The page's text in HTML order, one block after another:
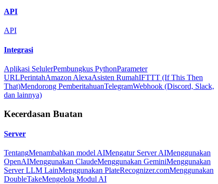
API
API
Integrasi
Aplikasi SelulerPembungkus PythonParameter
URLPerintahAmazon AlexaAsisten RumahIFTTT (If This Then
That)Mendorong PemberitahuanTelegramWebhook (Discord, Slack,
dan lainnya)
Kecerdasan Buatan
Server
TentangMenambahkan model AIMengatur Server AIMenggunakan
OpenAIMenggunakan ClaudeMenggunakan GeminiMenggunakan
Server LLM LainMenggunakan PlateRecognizer.comMenggunakan
DoubleTakeMengelola Modul AI